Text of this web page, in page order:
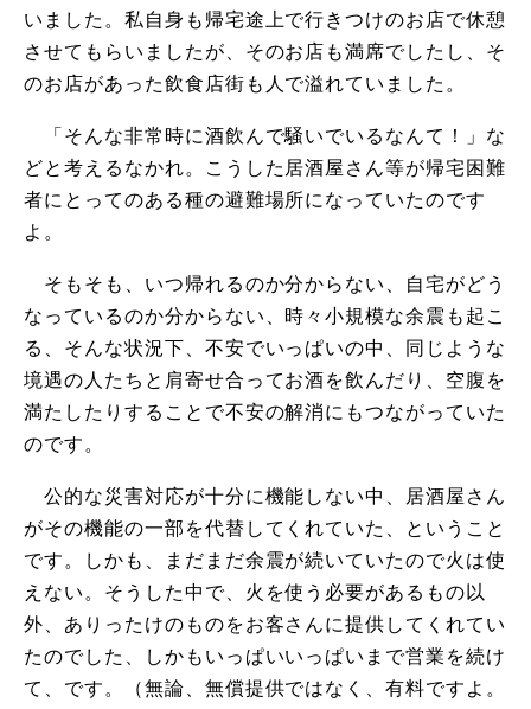
いました。私自身も帰宅途上で行きつけのお店で休憩
させてもらいましたが、そのお店も満席でしたし、そ
のお店があった飲食店街も人で溢れていました。
「そんな非常時に酒飲んで騒いでいるなんて！」な
どと考えるなかれ。こうした居酒屋さん等が帰宅困難
者にとってのある種の避難場所になっていたのです
よ。
そもそも、いつ帰れるのか分からない、自宅がどう
なっているのか分からない、時々小規模な余震も起こ
る、そんな状況下、不安でいっぱいの中、同じような
境遇の人たちと肩寄せ合ってお酒を飲んだり、空腹を
満たしたりすることで不安の解消にもつながっていた
のです。
公的な災害対応が十分に機能しない中、居酒屋さん
がその機能の一部を代替してくれていた、ということ
です。しかも、まだまだ余震が続いていたので火は使
えない。そうした中で、火を使う必要があるもの以
外、ありったけのものをお客さんに提供してくれてい
たのでした、しかもいっぱいいっぱいまで営業を続け
て、です。（無論、無償提供ではなく、有料ですよ。